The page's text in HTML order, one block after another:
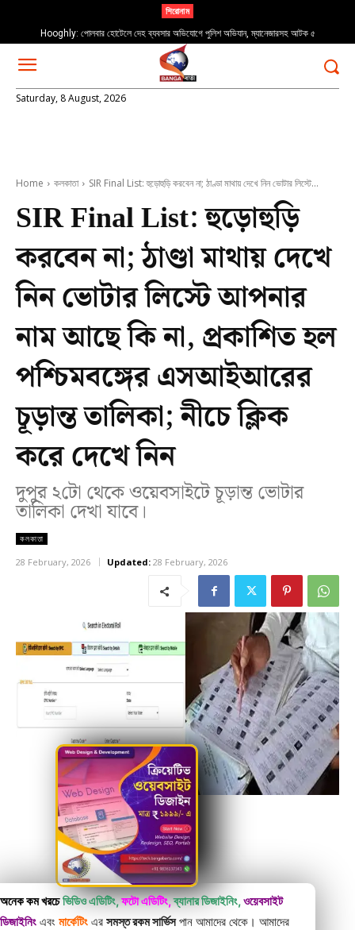
শিরোনাম
Hooghly: পোলবার হোটেলে দেহ ব্যবসার অভিযোগে পুলিশ অভিযান, ম্যানেজারসহ আটক ৫
Rabindranath Tagore: “যখন পড়বে না গো পায়ের চিহ্ন…” ২২শে শ্রাবণ স্মরণে
Saturday, 8 August, 2026
Home কলকাতা SIR Final List: হুড়োহুড়ি করবেন না; ঠাণ্ডা মাথায় দেখে নিন ভোটার লিস্টে...
SIR Final List: হুড়োহুড়ি
করবেন না; ঠাণ্ডা মাথায় দেখে
নিন ভোটার লিস্টে আপনার
নাম আছে কি না, প্রকাশিত হল
পশ্চিমবঙ্গের এসআইআরের
চূড়ান্ত তালিকা; নীচে ক্লিক
করে দেখে নিন
দুপুর ২টো থেকে ওয়েবসাইটে চূড়ান্ত ভোটার
তালিকা দেখা যাবে।
কলকাতা
28 February, 2026 Updated: 28 February, 2026
অনেক কম খরচে ভিডিও এডিটিং,ফটো এডিটিং,ব্যানার ডিজাইনিং,ওয়েবসাইট
ডিজাইনিং এবং মার্কেটিং এর সমস্ত রকম সার্ভিসপান আমাদের থেকে। আমাদের